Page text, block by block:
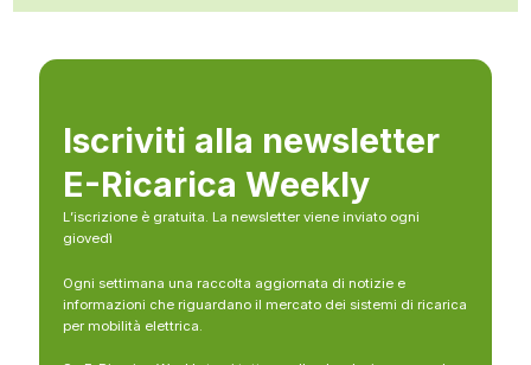
Iscriviti alla newsletter
E-Ricarica Weekly
L’iscrizione è gratuita. La newsletter viene inviato ogni
giovedì
Ogni settimana una raccolta aggiornata di notizie e
informazioni che riguardano il mercato dei sistemi di ricarica
per mobilità elettrica.